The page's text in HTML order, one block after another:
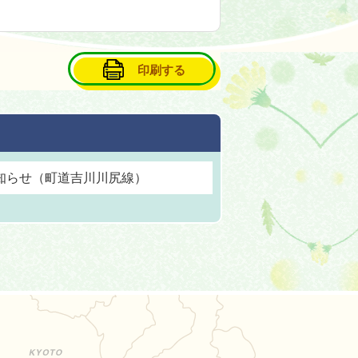
印刷する
せ（町道吉川川尻線）